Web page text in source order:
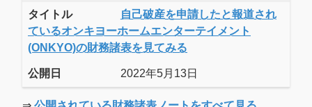
タイトル
自己破産を申請したと報道され
ているオンキヨーホームエンターテイメント
(ONKYO)の財務諸表を見てみる
公開日 2022年5月13日